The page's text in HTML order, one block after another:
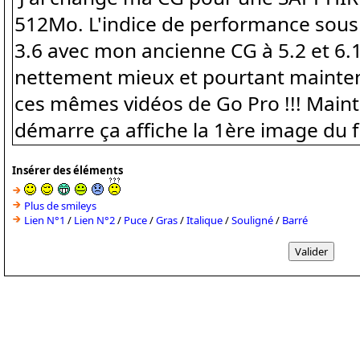
Insérer des éléments
Plus de smileys
Lien N°1 / Lien N°2/ Puce/Gras/Italique/Souligné/ Barré